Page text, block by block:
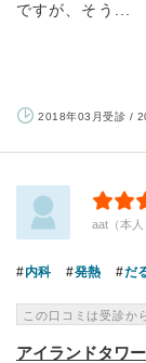
ですが、そう...
2018年03月受診 /
aat（本人
内科 発熱 だ
この口コミは受診か
アイランドタワ